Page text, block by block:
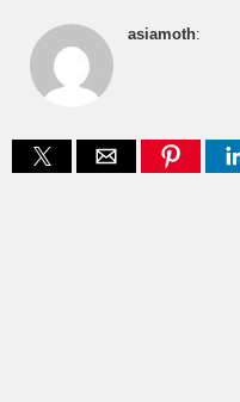
asiamoth: